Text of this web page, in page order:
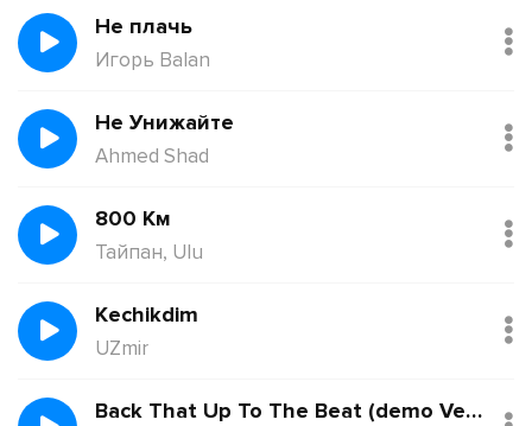
Не плачь
Игорь Balan
Не Унижайте
Ahmed Shad
800 Км
Тайпан, Ulu
Kechikdim
UZmir
Back That Up To The Beat (demo Version)